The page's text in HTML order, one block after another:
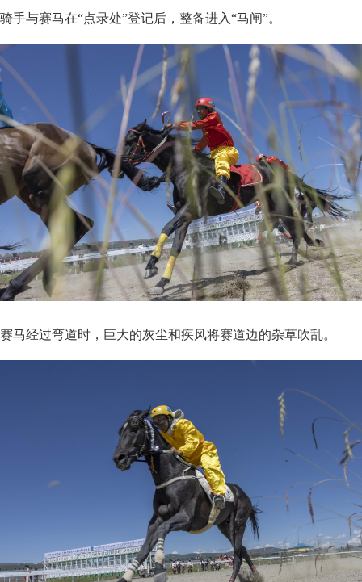
骑手与赛马在“点录处”登记后，整备进入“马闸”。
赛马经过弯道时，巨大的灰尘和疾风将赛道边的杂草吹乱。